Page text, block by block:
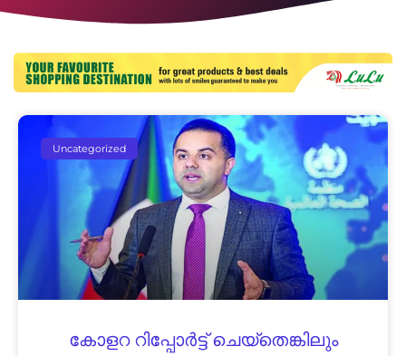
Uncategorized
കോളറ റിപ്പോർട്ട് ചെയ്‌തെങ്കിലും